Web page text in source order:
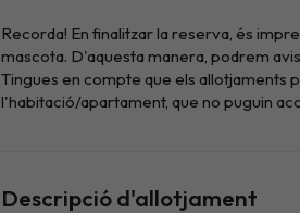
Recorda! En finalitzar la reserva, és
mascota. D'aquesta manera, podrem
Tingues en compte que els allotjaments
l'habitació/apartament, que no puguin
Descripció d'allotjament